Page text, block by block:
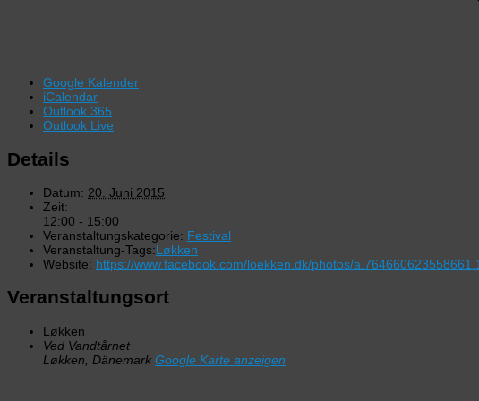
Google Kalender
iCalendar
Outlook 365
Outlook Live
Details
Datum: 20. Juni 2015
Zeit:
12:00 - 15:00
Veranstaltungskategorie: Festival
Veranstaltung-Tags:Løkken
Website: https://www.facebook.com/loekken.dk/photos/
Veranstaltungsort
Løkken
Ved Vandtårnet
Løkken
Dänemark Google Karte anzeigen